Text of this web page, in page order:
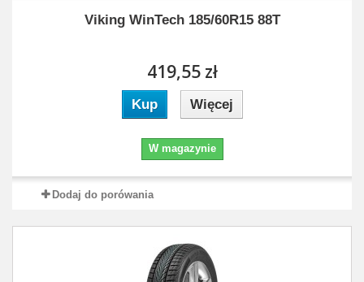
Viking WinTech 185/60R15 88T
419,55 zł
Kup Więcej
W magazynie
Dodaj do porówania